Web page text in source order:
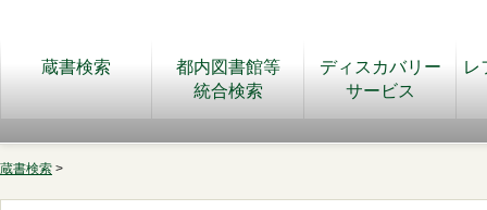
蔵書検索
都内図書館等
統合検索
ディスカバリー
サービス
レ
蔵書検索 >